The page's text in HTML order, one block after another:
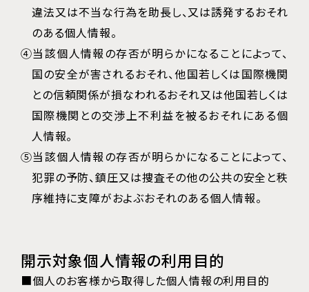
違法又は不当な行為を助長し、又は誘発するおそれ
のある個人情報。
④当該個人情報の存否が明らかになることによって、
国の安全が害されるおそれ、他国若しくは国際機関
との信頼関係が損なわれるおそれ又は他国若しくは
国際機関との交渉上不利益を被るおそれにある個
人情報。
⑤当該個人情報の存否が明らかになることによって、
犯罪の予防、鎮圧又は捜査その他の公共の安全と秩
序維持に支障がおよぶおそれのある個人情報。
開示対象個人情報の利用目的
■個人のお客様から取得した個人情報の利用目的